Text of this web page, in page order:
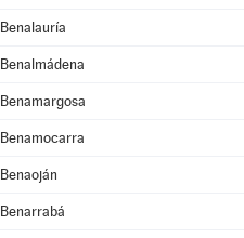
Benalauría
Benalmádena
Benamargosa
Benamocarra
Benaoján
Benarrabá